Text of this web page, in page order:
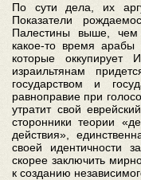
По сути дела, их
Показатели
Палестины выше, чем
какое-то время арабы
которые оккупирует
израильтянам
государством и
равноправие при
утратит свой
сторонники теории
действия»,
своей идентичности
скорее заключить
к созданию